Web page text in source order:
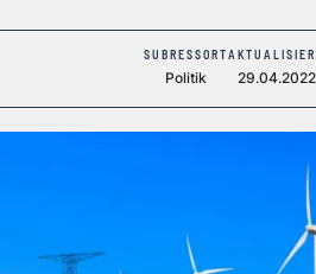
SUBRESSORT
Politik 29.04.2022